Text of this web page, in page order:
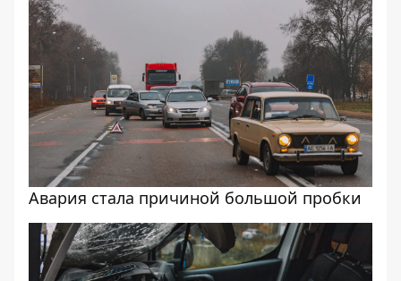
Авария стала причиной большой пробки